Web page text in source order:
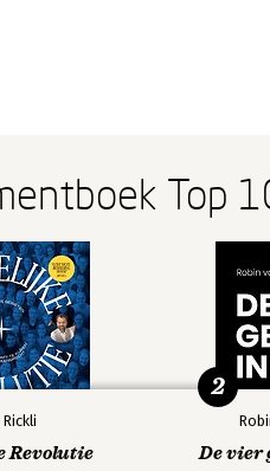
Top
Revolutie De vier
2